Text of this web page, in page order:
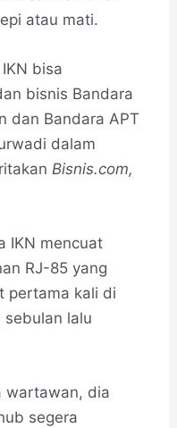
atau mati.
bisa
bisnis Bandara
dan Bandara APT
dalam
Bisnis.com,
IKN mencuat
RJ-85 yang
pertama kali di
sebulan lalu
wartawan, dia
segera